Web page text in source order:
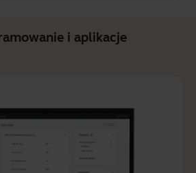
i aplikacje